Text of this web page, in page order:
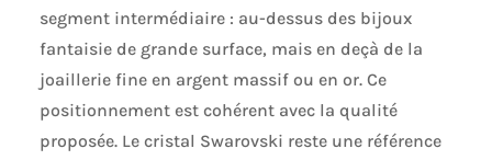
segment intermédiaire : au-dessus des bijoux
fantaisie de grande surface, mais en deçà de la
joaillerie fine en argent massif ou en or. Ce
positionnement est cohérent avec la qualité
proposée. Le cristal Swarovski reste une référence